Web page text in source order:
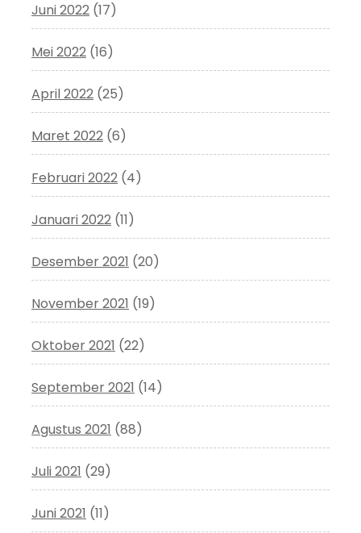
Juni 2022 (17)
Mei 2022 (16)
April 2022 (25)
Maret 2022 (6)
Februari 2022 (4)
Januari 2022 (11)
Desember 2021 (20)
November 2021 (19)
Oktober 2021 (22)
September 2021 (14)
Agustus 2021 (88)
Juli 2021 (29)
Juni 2021 (11)